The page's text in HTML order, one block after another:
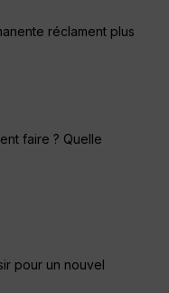
réclament plus
faire ? Quelle
pour un nouvel